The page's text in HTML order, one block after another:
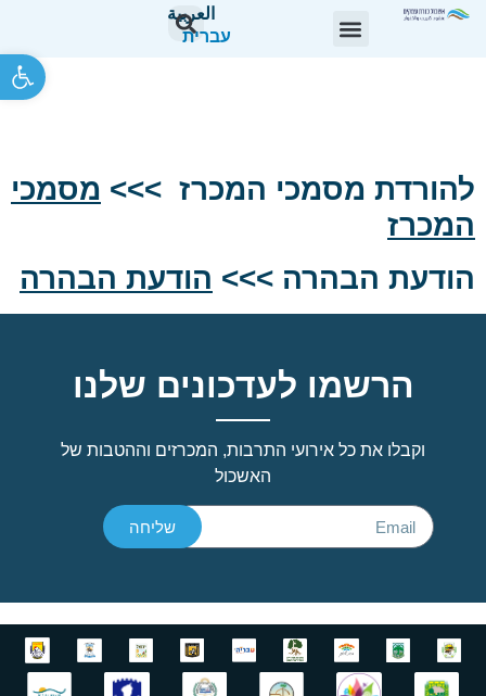
פתח
العربية
עברית
להורדת מסמכי המכרז >>> מסמכי
המכרז
הודעת הבהרה >>> הודעת הבהרה
הרשמו לעדכונים שלנו
וקבלו את כל אירועי התרבות, המכרזים וההטבות של
האשכול
שליחה